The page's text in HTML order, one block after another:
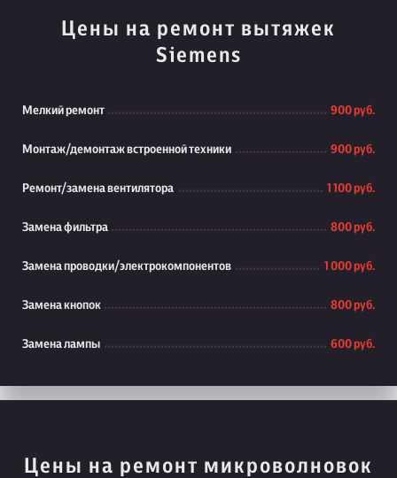
Цены на ремонт вытяжек
Siemens
Мелкий ремонт 900 руб.
Монтаж/демонтаж встроенной техники 900 руб.
Ремонт/замена вентилятора 1 100 руб.
Замена фильтра 800 руб.
Замена проводки/электрокомпонентов 1 000 руб.
Замена кнопок 800 руб.
Замена лампы 600 руб.
Цены на ремонт микроволновок